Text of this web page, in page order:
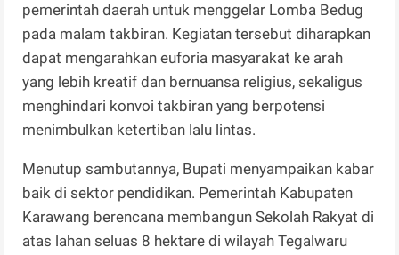
pemerintah daerah untuk menggelar Lomba Bedug
pada malam takbiran. Kegiatan tersebut diharapkan
dapat mengarahkan euforia masyarakat ke arah
yang lebih kreatif dan bernuansa religius, sekaligus
menghindari konvoi takbiran yang berpotensi
menimbulkan ketertiban lalu lintas.
Menutup sambutannya, Bupati menyampaikan kabar
baik di sektor pendidikan. Pemerintah Kabupaten
Karawang berencana membangun Sekolah Rakyat di
atas lahan seluas 8 hektare di wilayah Tegalwaru